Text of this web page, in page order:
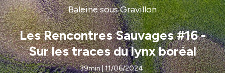
Baleine sous Gravillon
Les Rencontres Sauvages #16 -
Sur les traces du lynx boréal
39min | 11/06/2024